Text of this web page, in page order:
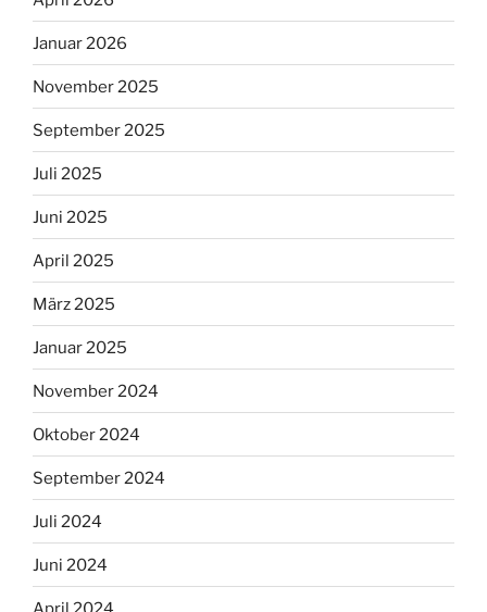
Januar 2026
November 2025
September 2025
Juli 2025
Juni 2025
April 2025
März 2025
Januar 2025
November 2024
Oktober 2024
September 2024
Juli 2024
Juni 2024